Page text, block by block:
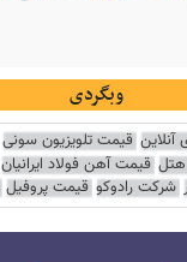
وبگردی
آنلاین قیمت تلویزیون سونی
قیمت آهن فولاد ایرانیان
شرکت رادوکو قیمت پروفیل